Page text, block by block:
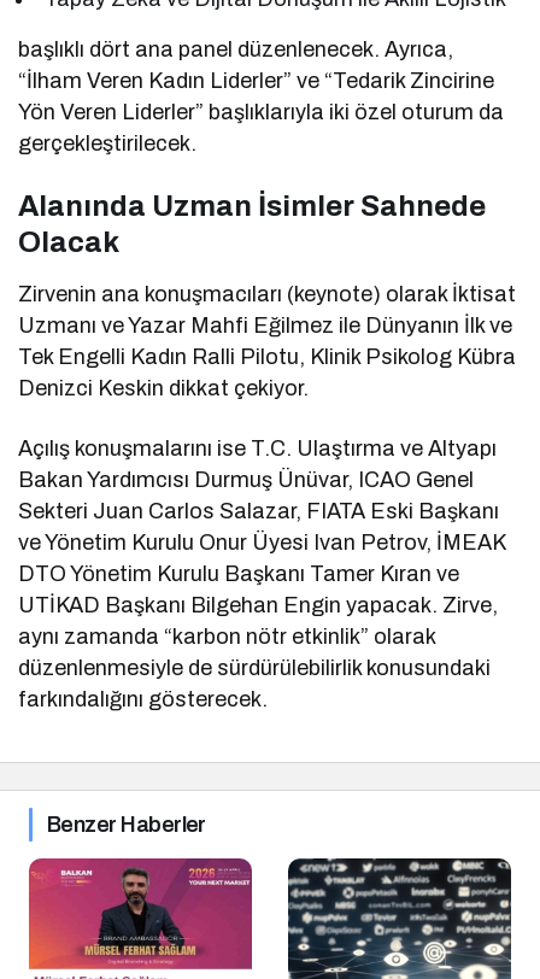
başlıklı dört ana panel düzenlenecek. Ayrıca,
“İlham Veren Kadın Liderler” ve “Tedarik Zincirine
Yön Veren Liderler” başlıklarıyla iki özel oturum da
gerçekleştirilecek.
Alanında Uzman İsimler Sahnede
Olacak
Zirvenin ana konuşmacıları (keynote) olarak İktisat
Uzmanı ve Yazar Mahfi Eğilmez ile Dünyanın İlk ve
Tek Engelli Kadın Ralli Pilotu, Klinik Psikolog Kübra
Denizci Keskin dikkat çekiyor.
Açılış konuşmalarını ise T.C. Ulaştırma ve Altyapı
Bakan Yardımcısı Durmuş Ünüvar, ICAO Genel
Sekteri Juan Carlos Salazar, FIATA Eski Başkanı
ve Yönetim Kurulu Onur Üyesi Ivan Petrov, İMEAK
DTO Yönetim Kurulu Başkanı Tamer Kıran ve
UTİKAD Başkanı Bilgehan Engin yapacak. Zirve,
aynı zamanda “karbon nötr etkinlik” olarak
düzenlenmesiyle de sürdürülebilirlik konusundaki
farkındalığını gösterecek.
Benzer Haberler